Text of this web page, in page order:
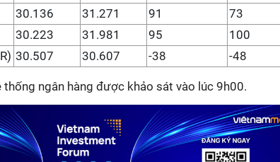
30.136 31.271 91
73
30.223 31.981 95
100
30.507 30.607 -38 -48
ngân hàng được khảo sát vào lúc 9h00.